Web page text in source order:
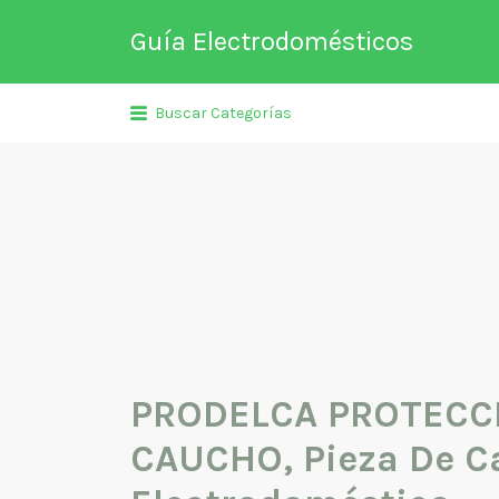
Guía Electrodomésticos
Directorio de empresas
Buscar
por:
Buscar Categorías
PRODELCA
CAUCHO, Pieza De